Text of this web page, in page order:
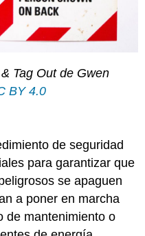
Tag Out de Gwen
BY 4.0
de seguridad
para garantizar que
se apaguen
a poner en marcha
de mantenimiento o